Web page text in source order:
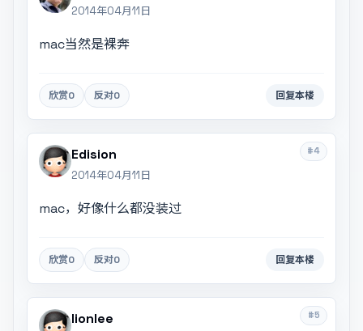
2014年04月11日
mac当然是裸奔
欣赏0 反对0 回复本楼
#4
Edision
2014年04月11日
mac，好像什么都没装过
欣赏0 反对0 回复本楼
#5
lionlee